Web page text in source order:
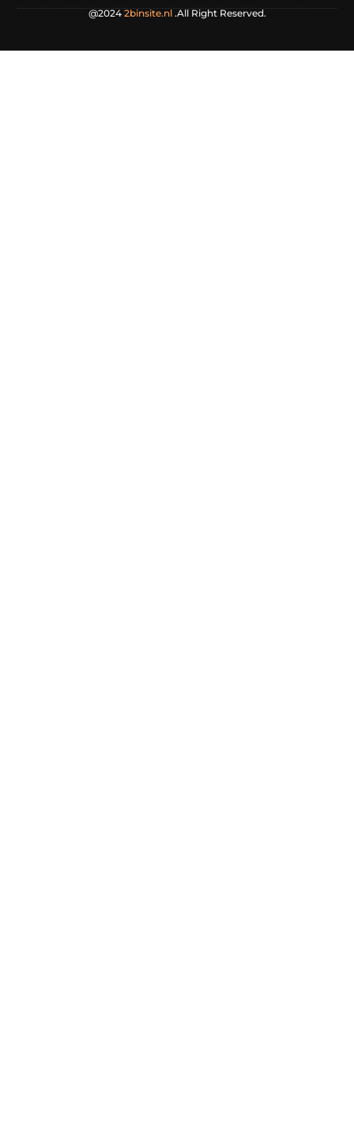
@2024 2binsite.nl.All Right Reserved.